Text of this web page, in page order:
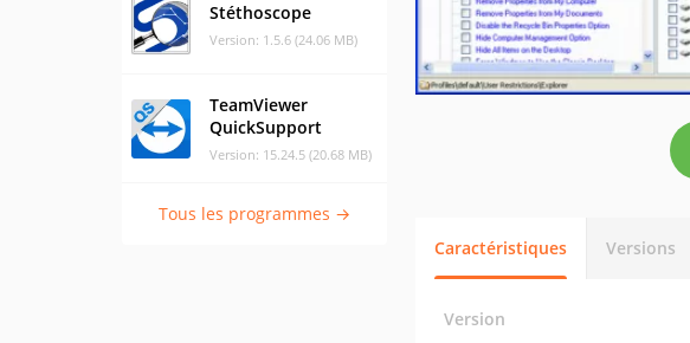
Stéthoscope
Version: 1.5.6 (24.06 MB)
TeamViewer
QuickSupport
Version: 15.24.5 (20.68 MB)
Tous les programmes →
Caractéristiques Versions
Version